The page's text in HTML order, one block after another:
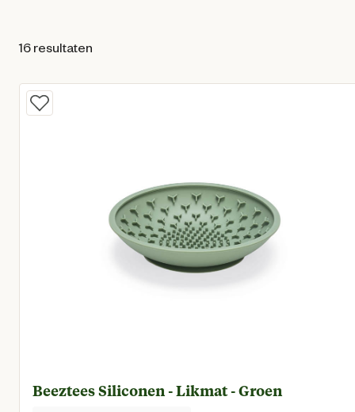
16 resultaten
Beeztees Siliconen - Likmat - Groen